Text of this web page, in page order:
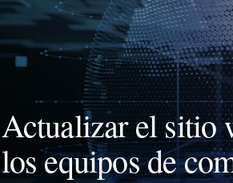
Actualizar el sitio
los equipos de